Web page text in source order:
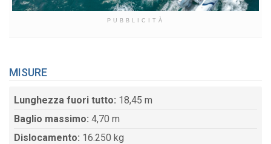
PUBBLICITÀ
MISURE
Lunghezza fuori tutto: 18,45 m
Baglio massimo: 4,70 m
Dislocamento: 16.250 kg